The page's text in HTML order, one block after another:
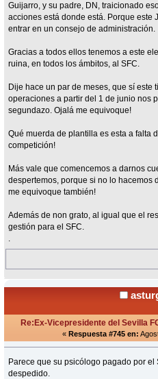
Guijarro, y su padre, DN, traicionado
acciones está donde está. Porque este
entrar en un consejo de administración.
Gracias a todos ellos tenemos a este
ruina, en todos los ámbitos, al SFC.
Dije hace un par de meses, que sí este
operaciones a partir del 1 de junio nos
segundazo. Ojalá me equivoque!
Qué muerda de plantilla es esta a falta
competición!
Más vale que comencemos a darnos
despertemos, porque si no lo hacemos
me equivoque también!
Además de non grato, al igual que el
gestión para el SFC.
.
Re:Ex-Vicepresidente del Sevilla
« Respuesta #745 en:
Parece que su psicólogo pagado por
despedido.